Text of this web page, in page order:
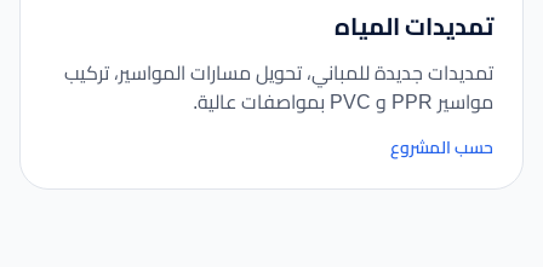
تمديدات المياه
تمديدات جديدة للمباني، تحويل مسارات المواسير، تركيب
مواسير PPR و PVC بمواصفات عالية.
حسب المشروع